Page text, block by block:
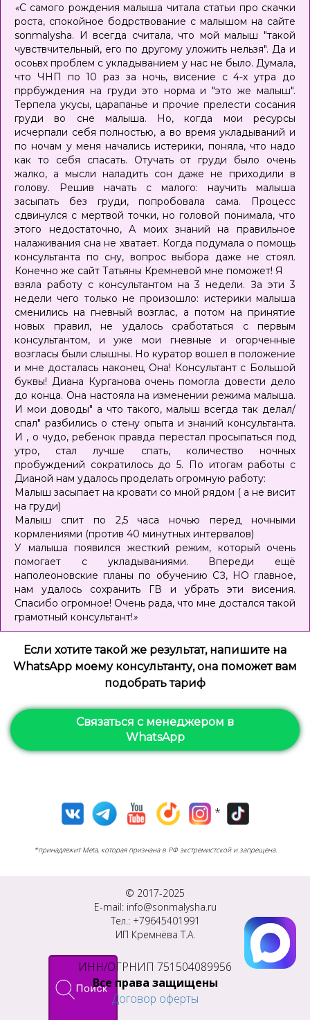
«С самого рождения малыша читала статьи про скачки
роста, спокойное бодрствование с малышом на сайте
sonmalyshа. И всегда считала, что мой малыш "такой
чувствчительный, его по другому уложить нельзя". Да и
осоьвх проблем с укладыванием у нас не было. Думала,
что ЧНП по 10 раз за ночь, висение с 4-х утра до
пррбуждения на груди это норма и "это же малыш".
Терпела укусы, царапанье и прочие прелести сосания
груди во сне малыша. Но, когда мои ресурсы
исчерпали себя полностью, а во время укладываний и
по ночам у меня начались истерики, поняла, что надо
как то себя спасать. Отучать от груди было очень
жалко, а мысли наладить сон даже не приходили в
голову. Решив начать с малого: научить малыша
засыпать без груди, попробовала сама. Процесс
сдвинулся с мертвой точки, но головой понимала, что
этого недостаточно, А моих знаний на правильное
налаживания сна не хватает. Когда подумала о помощь
консультанта по сну, вопрос выбора даже не стоял.
Конечно же сайт Татьяны Кремневой мне поможет! Я
взяла работу с консультантом на 3 недели. За эти 3
недели чего только не произошло: истерики малыша
сменились на гневный возглас, а потом на принятие
новых правил, не удалось сработаться с первым
консультантом, и уже мои гневные и огорченные
возгласы были слышны. Но куратор вошел в положение
и мне досталась наконец Она! Консультант с Большой
буквы! Диана Курганова очень помогла довести дело
до конца. Она настояла на изменении режима малыша.
И мои доводы" а что такого, малыш всегда так делал/
спал" разбились о стену опыта и знаний консультанта.
И , о чудо, ребенок правда перестал просыпаться под
утро, стал лучше спать, количество ночных
пробуждений сократилось до 5. По итогам работы с
Дианой нам удалось проделать огромную работу:
Малыш засыпает на кровати со мной рядом ( а не висит
на груди)
Малыш спит по 2,5 часа ночью перед ночными
кормлениями (против 40 минутных интервалов)
У малыша появился жесткий режим, который очень
помогает с укладываниями. Впереди ещё
наполеоновские планы по обучению СЗ, НО главное,
нам удалось сохранить ГВ и убрать эти висения.
Спасибо огромное! Очень рада, что мне достался такой
грамотный консультант!»
Если хотите такой же результат, напишите на
WhatsApp моему консультанту, она поможет вам
подобрать тариф
Связаться с менеджером в
WhatsApp
*
*принадлежит Meta, которая признана в РФ экстремистской и запрещена.
© 2017-2025
E-mail: info@sonmalysha.ru
Тел.: +79645401991
ИП Кремнёва Т.А.
ИНН/ОГРНИП 751504089956
Все права защищены
Договор оферты